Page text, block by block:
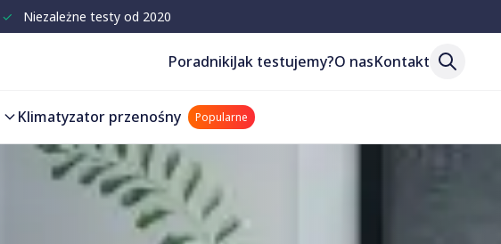
✓ Niezależne testy od 2020
PoradnikiJak testujemy?O nasKontakt
Klimatyzator przenośny Popularne